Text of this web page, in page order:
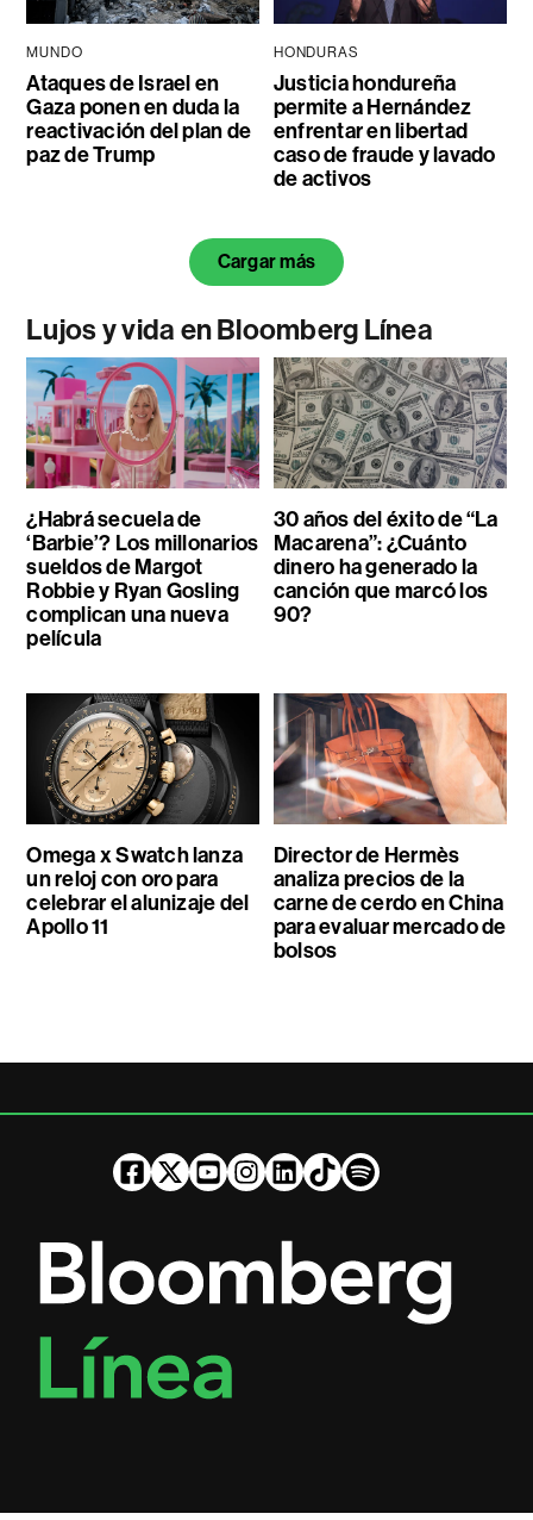
MUNDO
Ataques de Israel en
Gaza ponen en duda la
reactivación del plan de
paz de Trump
HONDURAS
Justicia hondureña
permite a Hernández
enfrentar en libertad
caso de fraude y lavado
de activos
Cargar más
Lujos y vida en Bloomberg Línea
¿Habrá secuela de
‘Barbie’? Los millonarios
sueldos de Margot
Robbie y Ryan Gosling
complican una nueva
película
30 años del éxito de “La
Macarena”: ¿Cuánto
dinero ha generado la
canción que marcó los
90?
Omega x Swatch lanza
un reloj con oro para
celebrar el alunizaje del
Apollo 11
Director de Hermès
analiza precios de la
carne de cerdo en China
para evaluar mercado de
bolsos